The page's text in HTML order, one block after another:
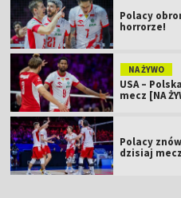
Polacy
horrorze!
NA ŻYWO
USA –
mecz [NA
Polacy
dzisiaj